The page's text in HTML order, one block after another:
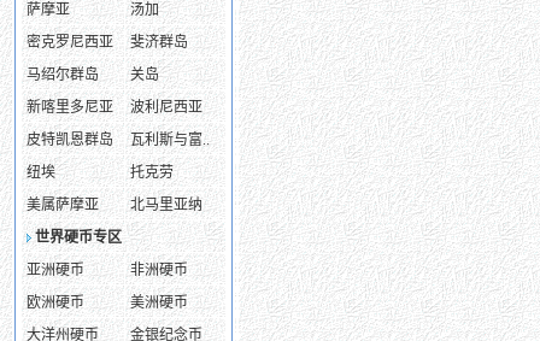
萨摩亚
汤加
密克罗尼西亚
斐济群岛
马绍尔群岛
关岛
新喀里多尼亚
波利尼西亚
皮特凯恩群岛
瓦利斯与富..
纽埃
托克劳
美属萨摩亚
北马里亚纳
世界硬币专区
亚洲硬币
非洲硬币
欧洲硬币
美洲硬币
大洋州硬币
金银纪念币